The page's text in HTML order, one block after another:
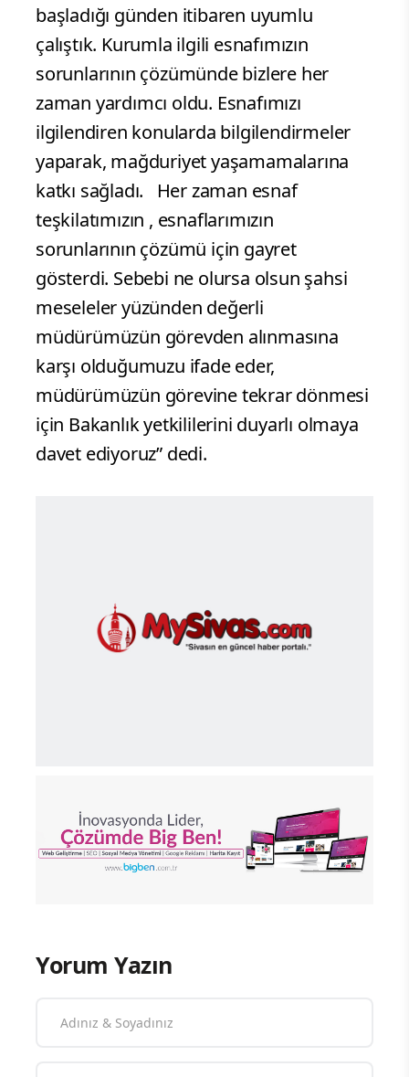
başladığı günden itibaren uyumlu
çalıştık. Kurumla ilgili esnafımızın
sorunlarının çözümünde bizlere her
zaman yardımcı oldu. Esnafımızı
ilgilendiren konularda bilgilendirmeler
yaparak, mağduriyet yaşamamalarına
katkı sağladı. Her zaman esnaf
teşkilatımızın , esnaflarımızın
sorunlarının çözümü için gayret
gösterdi. Sebebi ne olursa olsun şahsi
meseleler yüzünden değerli
müdürümüzün görevden alınmasına
karşı olduğumuzu ifade eder,
müdürümüzün görevine tekrar dönmesi
için Bakanlık yetkililerini duyarlı olmaya
davet ediyoruz” dedi.
Yorum Yazın